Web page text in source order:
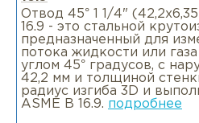
Отвод 45° 1 1/4"
16.9 - это стальной
предназначенный для
потока жидкости или
углом 45° градусов, с
42,2 мм и толщиной
радиус изгиба 3D и
ASME B 16.9. подробнее